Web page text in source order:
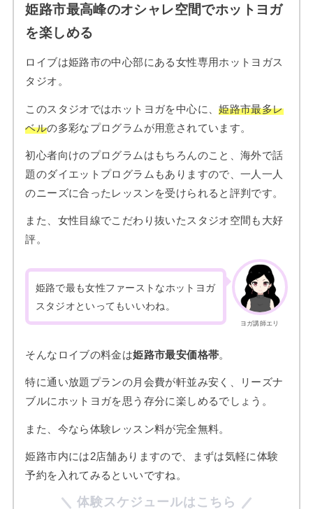
姫路市最高峰のオシャレ空間でホットヨガ
を楽しめる
ロイブは姫路市の中心部にある女性専用ホットヨガス
タジオ。
このスタジオではホットヨガを中心に、姫路市最多レ
ベルの多彩なプログラムが用意されています。
初心者向けのプログラムはもちろんのこと、海外で話
題のダイエットプログラムもありますので、一人一人
のニーズに合ったレッスンを受けられると評判です。
また、女性目線でこだわり抜いたスタジオ空間も大好
評。
ヨガ講師エリ
姫路で最も女性ファーストなホットヨガ
スタジオといってもいいわね。
そんなロイブの料金は姫路市最安価格帯。
特に通い放題プランの月会費が軒並み安く、リーズナ
ブルにホットヨガを思う存分に楽しめるでしょう。
また、今なら体験レッスン料が完全無料。
姫路市内には2店舗ありますので、まずは気軽に体験
予約を入れてみるといいですね。
体験スケジュールはこちら